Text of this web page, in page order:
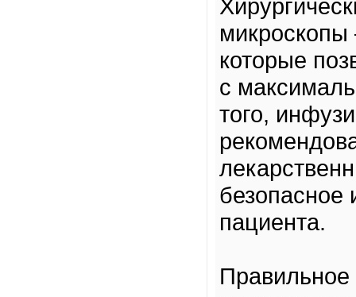
микроскопы
которые
с
того,
безопасное
пациента.